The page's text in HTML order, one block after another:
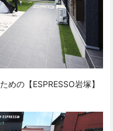
の【ESPRESSO岩塚】